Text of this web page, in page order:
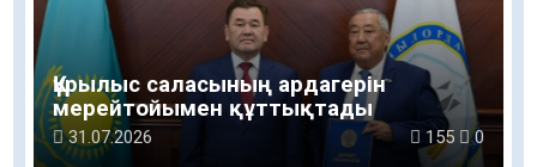
Құрылыс саласының ардагерін
мерейтойымен құттықтады
31.07.2026 155 0